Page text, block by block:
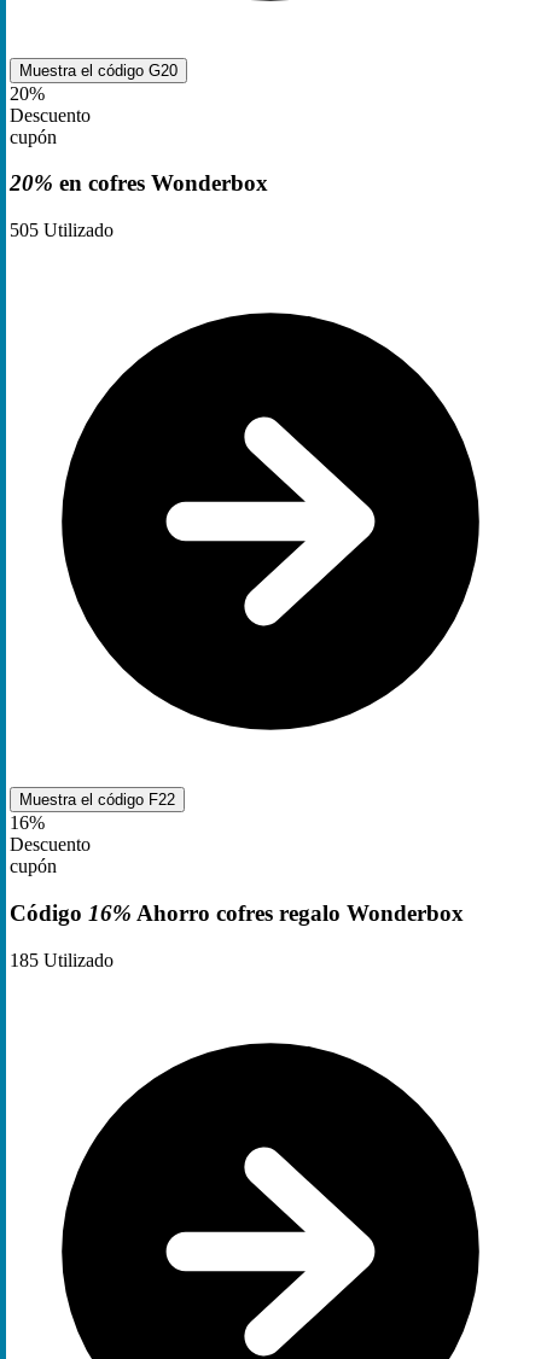
Muestra el código G20
20%
Descuento
cupón
20% en cofres Wonderbox
505 Utilizado
Muestra el código F22
16%
Descuento
cupón
Código 16% Ahorro cofres regalo Wonderbox
185 Utilizado